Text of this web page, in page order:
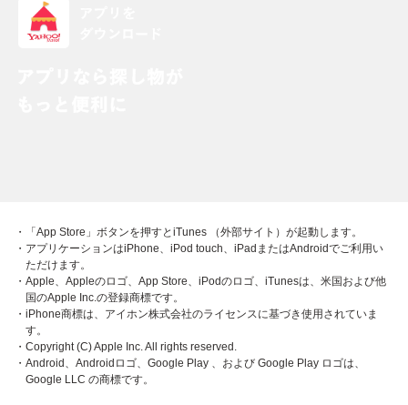
・「App Store」ボタンを押すとiTunes （外部サイト）が起動します。
・アプリケーションはiPhone、iPod touch、iPadまたはAndroidでご利用い
ただけます。
・Apple、Appleのロゴ、App Store、iPodのロゴ、iTunesは、米国および他
国のApple Inc.の登録商標です。
・iPhone商標は、アイホン株式会社のライセンスに基づき使用されていま
す。
・Copyright (C) Apple Inc. All rights reserved.
・Android、Androidロゴ、Google Play 、および Google Play ロゴは、
Google LLC の商標です。